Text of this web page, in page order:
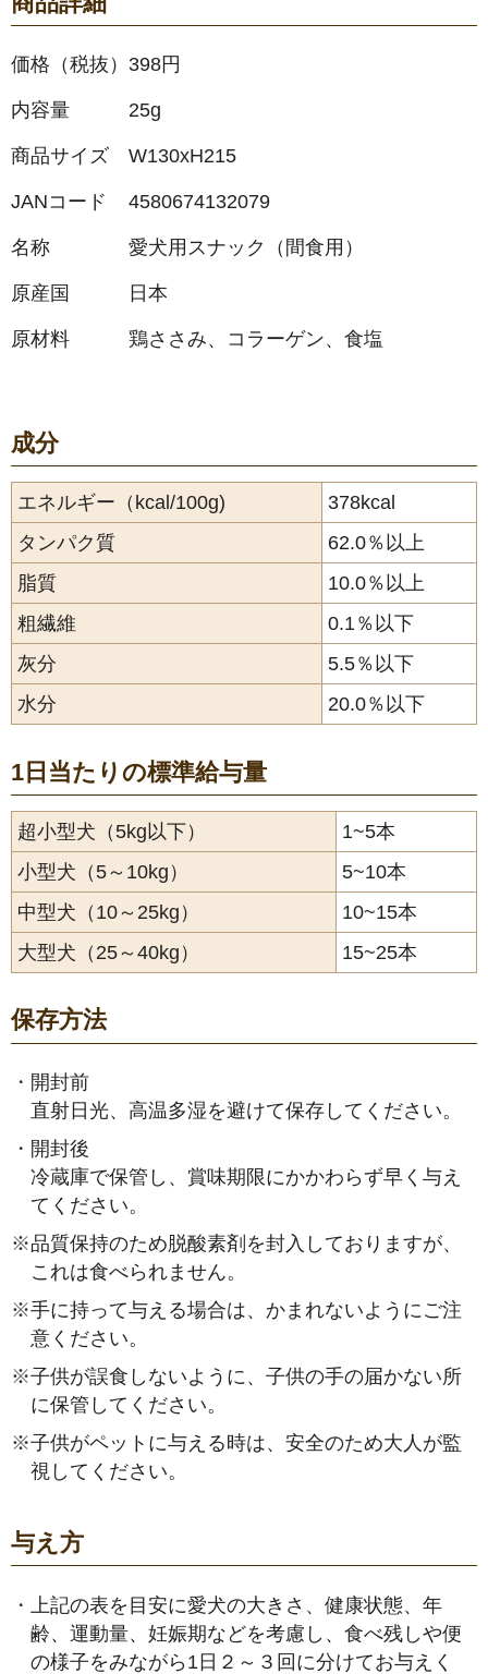
価格（税抜） 398円
内容量 25g
商品サイズ W130xH215
JANコード 4580674132079
名称 愛犬用スナック（間食用）
原産国 日本
原材料 鶏ささみ、コラーゲン、食塩
成分
エネルギー（kcal/100g)
378kcal
タンパク質
62.0％以上
脂質
10.0％以上
粗繊維
0.1％以下
灰分
5.5％以下
水分
20.0％以下
1日当たりの標準給与量
超小型犬（5kg以下）
1~5本
小型犬（5～10kg）
5~10本
中型犬（10～25kg）
10~15本
大型犬（25～40kg）
15~25本
保存方法
・ 開封前
直射日光、高温多湿を避けて保存してください。
・ 開封後
冷蔵庫で保管し、賞味期限にかかわらず早く与え
てください。
※品質保持のため脱酸素剤を封入しておりますが、
これは食べられません。
※手に持って与える場合は、かまれないようにご注
意ください。
※子供が誤食しないように、子供の手の届かない所
に保管してください。
※子供がペットに与える時は、安全のため大人が監
視してください。
与え方
・
上記の表を目安に愛犬の大きさ、健康状態、年
齢、運動量、妊娠期などを考慮し、食べ残しや便
の様子をみながら1日２～３回に分けてお与えく